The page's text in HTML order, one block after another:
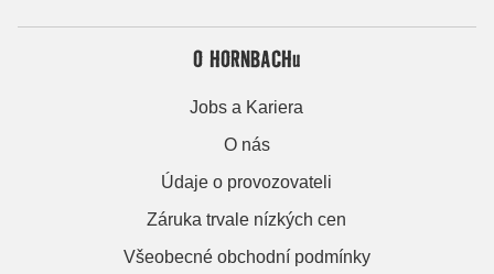
O HORNBACHu
Jobs a Kariera
O nás
Údaje o provozovateli
Záruka trvale nízkých cen
Všeobecné obchodní podmínky